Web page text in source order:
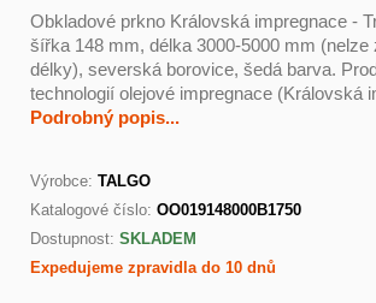
Obkladové prkno Královská impregnace -
šířka 148 mm, délka 3000-5000 mm (nelze
délky), severská borovice, šedá barva.
technologií olejové impregnace (Královská
Podrobný popis...
Výrobce: TALGO
Katalogové číslo: OO019148000B1750
Dostupnost: SKLADEM
Expedujeme zpravidla do 10 dnů